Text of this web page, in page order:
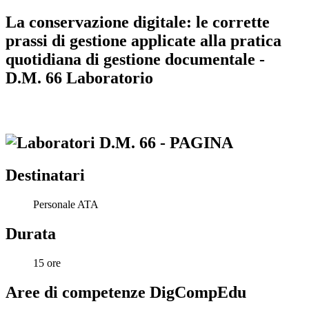
La conservazione digitale: le corrette
prassi di gestione applicate alla pratica
quotidiana di gestione documentale -
D.M. 66 Laboratorio
Destinatari
Personale ATA
Durata
15 ore
Aree di competenze DigCompEdu